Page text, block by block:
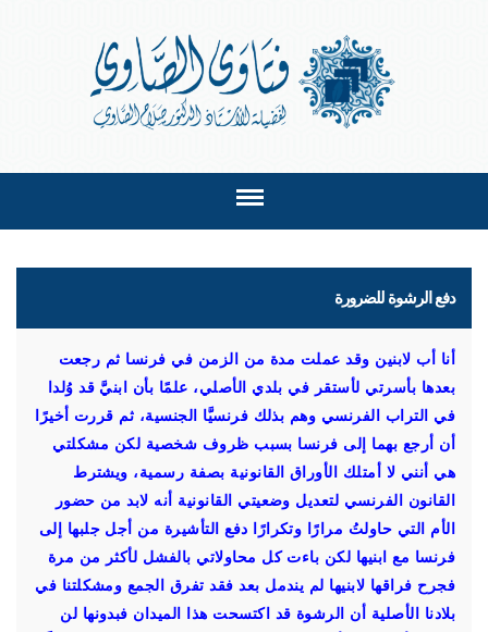
دفع الرشوة للضرورة
أنا أب لابنين وقد عملت مدة من الزمن في فرنسا ثم رجعت
بعدها بأسرتي لأستقر في بلدي الأصلي، علمًا بأن ابنيَّ قد وُلدا
في التراب الفرنسي وهم بذلك فرنسيَّا الجنسية، ثم قررت أخيرًا
أن أرجع بهما إلى فرنسا بسبب ظروف شخصية لكن مشكلتي
هي أنني لا أمتلك الأوراق القانونية بصفة رسمية، ويشترط
القانون الفرنسي لتعديل وضعيتي القانونية أنه لابد من حضور
الأم التي حاولتُ مرارًا وتكرارًا دفع التأشيرة من أجل جلبها إلى
فرنسا مع ابنيها لكن باءت كل محاولاتي بالفشل لأكثر من مرة
فجرح فراقها لابنيها لم يندمل بعد فقد تفرق الجمع ومشكلتنا في
بلادنا الأصلية أن الرشوة قد اكتسحت هذا الميدان فبدونها لن